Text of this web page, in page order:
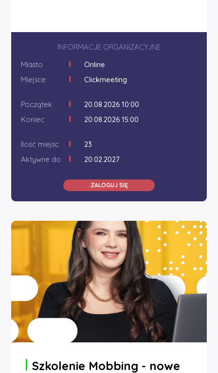
INFORMACJE ORGANIZACYJNE
Miasto
Online
Miejsce
Clickmeeting
Początek
20.08.2026 10:00
Koniec
20.08.2026 15:00
Ilość miejsc
23
Aktywne do
20.02.2027
ZALOGUJ SIĘ
Szkolenie Mobbing - nowe